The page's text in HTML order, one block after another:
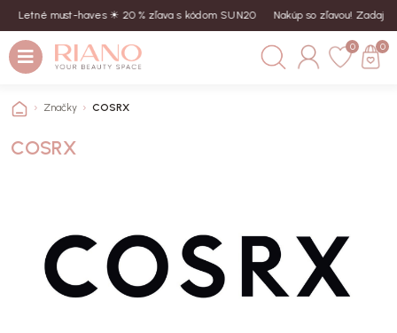
must-haves ☀︎ 20 % zľava s kódom SUN20 Nakúp so zľavou! Zadaj kód
0 0
Značky COSRX
COSRX